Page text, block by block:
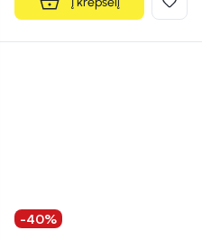
-40%